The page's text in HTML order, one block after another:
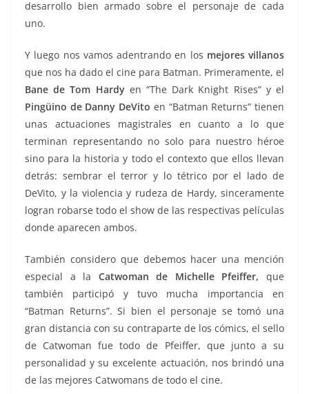
desarrollo bien armado sobre el personaje de cada
uno.
Y luego nos vamos adentrando en los mejores villanos
que nos ha dado el cine para Batman. Primeramente, el
Bane de Tom Hardyen “The Dark Knight Rises” y el
Pingüino de Danny DeVito en “Batman Returns” tienen
unas actuaciones magistrales en cuanto a lo que
terminan representando no solo para nuestro héroe
sino para la historia y todo el contexto que ellos llevan
detrás: sembrar el terror y lo tétrico por el lado de
DeVito, y la violencia y rudeza de Hardy, sinceramente
logran robarse todo el show de las respectivas películas
donde aparecen ambos.
También considero que debemos hacer una mención
especial a la Catwoman de Michelle Pfeiffer, que
también participó y tuvo mucha importancia en
“Batman Returns”. Si bien el personaje se tomó una
gran distancia con su contraparte de los cómics, el sello
de Catwoman fue todo de Pfeiffer, que junto a su
personalidad y su excelente actuación, nos brindó una
de las mejores Catwomans de todo el cine.